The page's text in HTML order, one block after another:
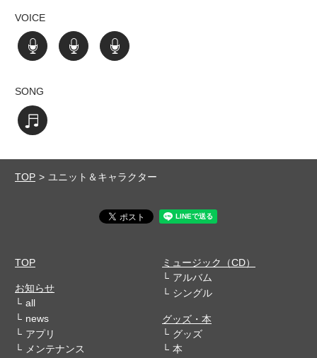
VOICE
SONG
TOP ユニット＆キャラクター
TOP
お知らせ
all
news
アプリ
メンテナンス
ミュージック（CD）
アルバム
シングル
グッズ・本
グッズ
本